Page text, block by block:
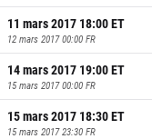
11 mars 2017 18:00ET
12 mars 2017 00:00 FR
14 mars 2017 19:00ET
15 mars 2017 00:00 FR
15 mars 2017 18:30ET
15 mars 2017 23:30 FR